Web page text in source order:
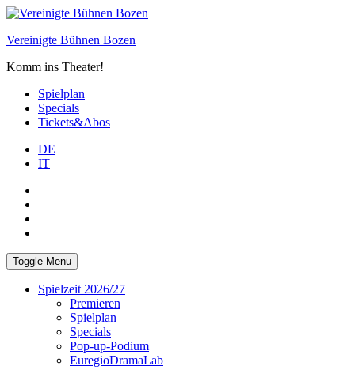
Skip
content
Vereinigte Bühnen Bozen
Komm ins Theater!
Spielplan
Specials
Tickets&Abos
DE
IT
Toggle Menu
Spielzeit 2026/27
Premieren
Spielplan
Specials
Pop-up-Podium
EuregioDramaLab